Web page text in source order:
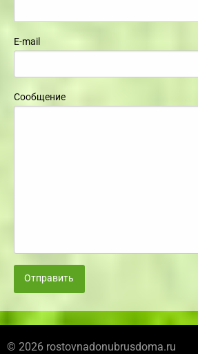
E-mail
Сообщение
Отправить
© 2026 rostovnadonubrusdoma.ru